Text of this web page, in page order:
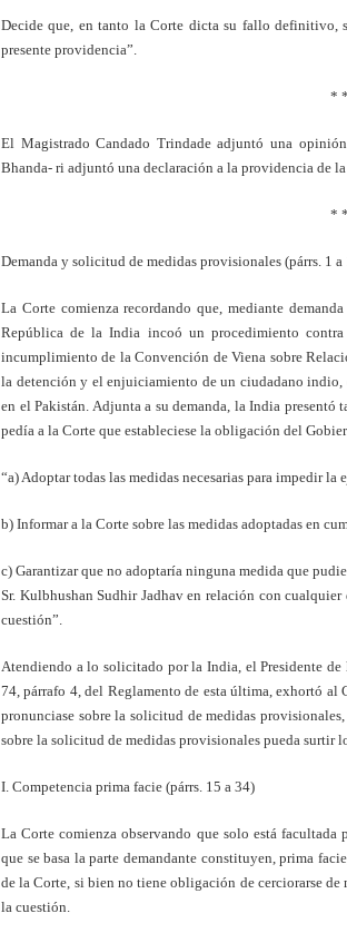
Decide que, en tanto la Corte dicta su fallo definitivo,
presente providencia”.
*
El Magistrado Candado Trindade adjuntó una
Bhanda- ri adjuntó una declaración a la providencia de la
*
Demanda y solicitud de medidas provisionales (párrs. 1 a
La Corte comienza recordando que, mediante
República de la India incoó un procedimiento
incumplimiento de la Convención de Viena sobre
la detención y el enjuiciamiento de un ciudadano indio,
en el Pakistán. Adjunta a su demanda, la India
pedía a la Corte que estableciese la obligación del
“a) Adoptar todas las medidas necesarias para impedir
b) Informar a la Corte sobre las medidas adoptadas en
c) Garantizar que no adoptaría ninguna medida que
Sr. Kulbhushan Sudhir Jadhav en relación con
cuestión”.
Atendiendo a lo solicitado por la India, el Presidente
74, párrafo 4, del Reglamento de esta última, exhortó al
pronunciase sobre la solicitud de medidas
sobre la solicitud de medidas provisionales pueda surtir
I. Competencia prima facie (párrs. 15 a 34)
La Corte comienza observando que solo está
que se basa la parte demandante constituyen, prima
de la Corte, si bien no tiene obligación de cerciorarse
la cuestión.